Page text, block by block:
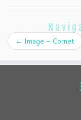
← Image – Cornet